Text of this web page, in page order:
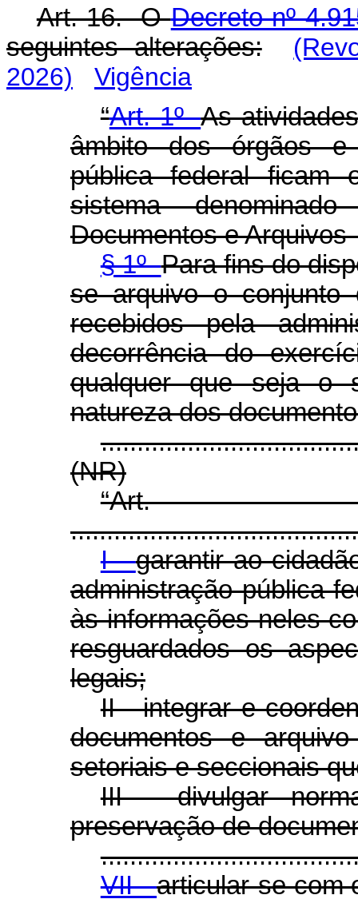
Art. 16. ODecreto nº
seguintes alterações:
2026)
Vigência
“Art. 1ºAs
âmbito dos órgãos e
pública federal ficam
sistema
Documentos e Arquivos
§ 1ºPara fins do
se arquivo o conjunto
recebidos pela
decorrência do
qualquer que seja o
natureza dos
(NR)
I -garantir ao
administração pública
às informações neles
resguardados os
legais;
II - integrar e
documentos e
setoriais e seccionais
III - divulgar
preservação de
VII -articular-se com